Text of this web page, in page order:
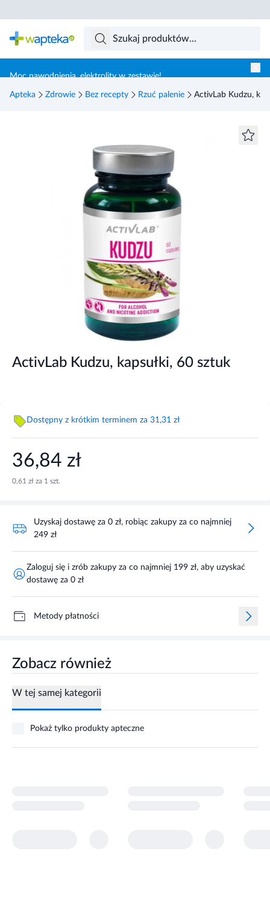
Moc nawodnienia, elektrolity w zestawie!
Apteka Zdrowie Bez recepty Rzuć palenie ActivLab Kudzu,
ActivLab Kudzu, kapsułki, 60 sztuk
Dostępny z krótkim terminem za 31,31 zł
36,84 zł
0,61 zł za 1 szt.
Uzyskaj dostawę za 0 zł, robiąc zakupy za co najmniej
249 zł
Zaloguj się i zrób zakupy za co najmniej 199 zł, aby uzyskać
dostawę za 0 zł
Metody płatności
Zobacz również
W tej samej kategorii
Pokaż tylko produkty apteczne